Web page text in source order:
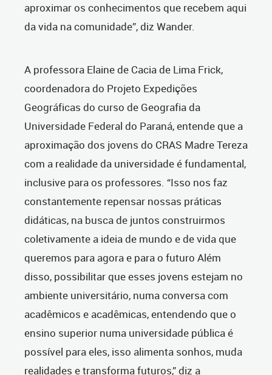
aproximar os conhecimentos que recebem aqui
da vida na comunidade”, diz Wander.
A professora Elaine de Cacia de Lima Frick,
coordenadora do Projeto Expedições
Geográficas do curso de Geografia da
Universidade Federal do Paraná, entende que a
aproximação dos jovens do CRAS Madre Tereza
com a realidade da universidade é fundamental,
inclusive para os professores. “Isso nos faz
constantemente repensar nossas práticas
didáticas, na busca de juntos construirmos
coletivamente a ideia de mundo e de vida que
queremos para agora e para o futuro Além
disso, possibilitar que esses jovens estejam no
ambiente universitário, numa conversa com
acadêmicos e acadêmicas, entendendo que o
ensino superior numa universidade pública é
possível para eles, isso alimenta sonhos, muda
realidades e transforma futuros,” diz a